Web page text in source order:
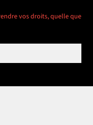
vos droits, quelle que